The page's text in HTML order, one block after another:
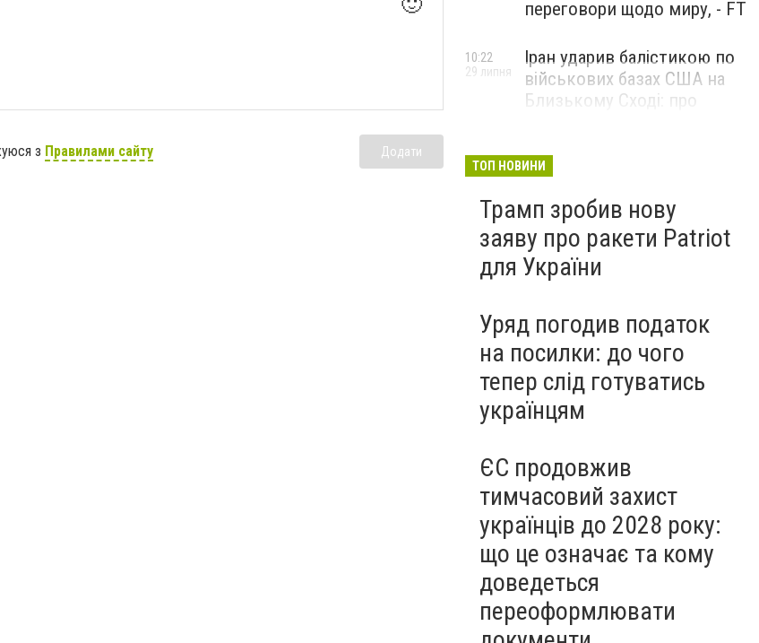
з Правилами сайту Додати
переговори щодо миру, - FT
Іран ударив балістикою по
військових базах США на
Близькому Сході: про
10:22
29 липня
ТОП НОВИНИ
Трамп зробив нову
заяву про ракети Patriot
для України
Уряд погодив податок
на посилки: до чого
тепер слід готуватись
українцям
ЄС продовжив
тимчасовий захист
українців до 2028 року:
що це означає та кому
доведеться
переоформлювати